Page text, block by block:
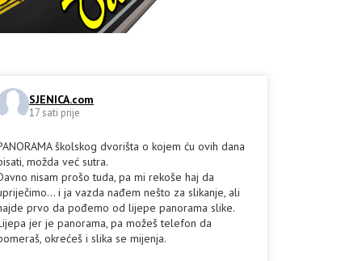
SJENICA.com
17 sati prije
školskog dvorišta o kojem ću ovih dana
možda već sutra.
nisam prošo tuda, pa mi rekoše haj da
i ja vazda nađem nešto za slikanje, ali
prvo da pođemo od lijepe panorama slike.
jer je panorama, pa možeš telefon da
okrećeš i slika se mijenja.